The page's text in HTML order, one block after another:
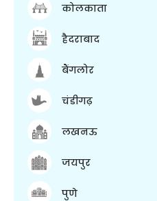
कोलकाता
हैदराबाद
बैंगलोर
चंडीगढ़
लखनऊ
जयपुर
पुणे